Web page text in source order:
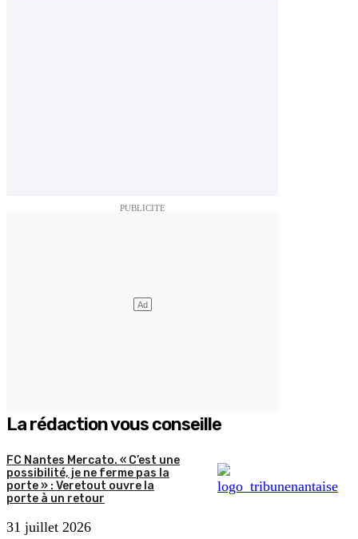
La rédaction vous conseille
FC Nantes Mercato. « C’est une
possibilité, je ne ferme pas la
porte » : Veretout ouvre la
porte à un retour
31 juillet 2026